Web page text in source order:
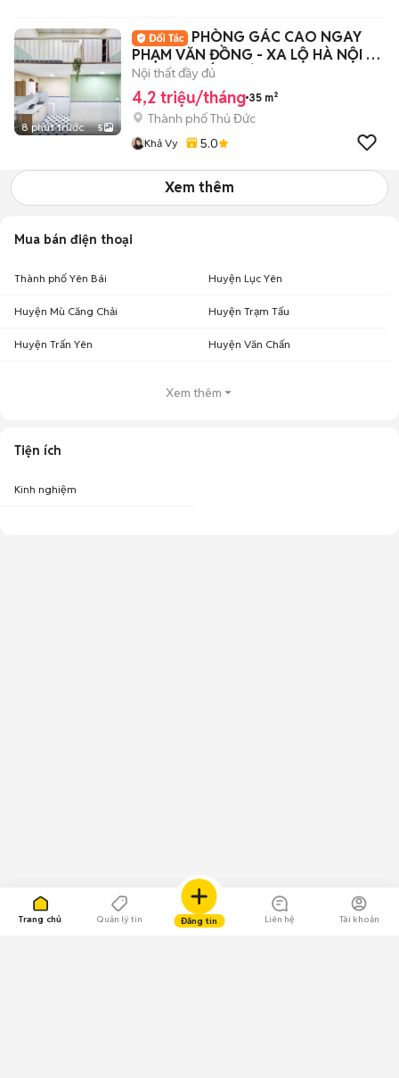
Trang chủ Quản lý tin Đăng tin Liên hệ Tài khoản
8 phút trước 5
PHÒNG GÁC CAO NGAY
PHẠM VĂN ĐỒNG - XA LỘ HÀ NỘI -
ĐẠI HỌC KIẾN TRÚC
Nội thất đầy đủ
4,2 triệu/tháng 35 m²
Thành phố Thủ Đức
Khả Vy 5.0
Xem thêm
Mua bán điện thoại
Thành phố Yên Bái Huyện Lục Yên
Huyện Mù Căng Chải Huyện Trạm Tấu
Huyện Trấn Yên Huyện Văn Chấn
Xem thêm
Tiện ích
Kinh nghiệm